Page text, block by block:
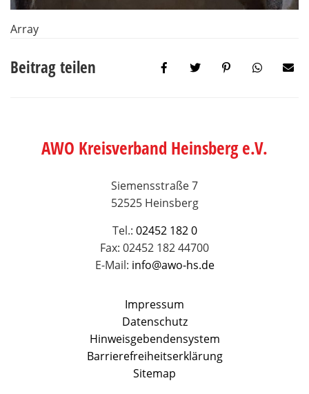
Array
Beitrag teilen
AWO Kreisverband Heinsberg e.V.
Siemensstraße 7
52525 Heinsberg
Tel.: 02452 182 0
Fax: 02452 182 44700
E-Mail: info@awo-hs.de
Impressum
Datenschutz
Hinweisgebendensystem
Barrierefreiheitserklärung
Sitemap